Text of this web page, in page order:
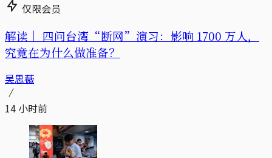
仅限会员
解读｜ 四问台湾“断网”演习：影响 1700 万人，
究竟在为什么做准备？
吴思薇
14 小时前